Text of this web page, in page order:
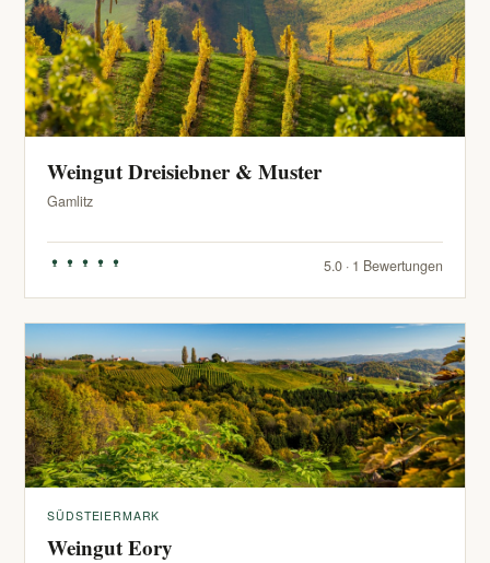
Weingut Dreisiebner & Muster
Gamlitz
5.0 · 1 Bewertungen
SÜDSTEIERMARK
Weingut Eory